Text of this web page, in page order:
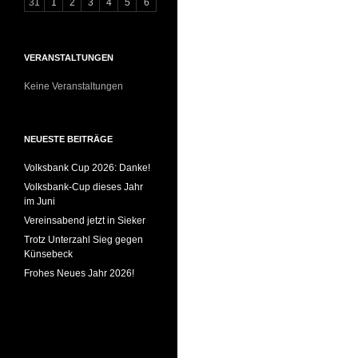
VERANSTALTUNGEN
Keine Veranstaltungen
NEUESTE BEITRÄGE
Volksbank Cup 2026: Danke!
Volksbank-Cup dieses Jahr
im Juni
Vereinsabend jetzt in Sieker
Trotz Unterzahl Sieg gegen
Künsebeck
Frohes Neues Jahr 2026!